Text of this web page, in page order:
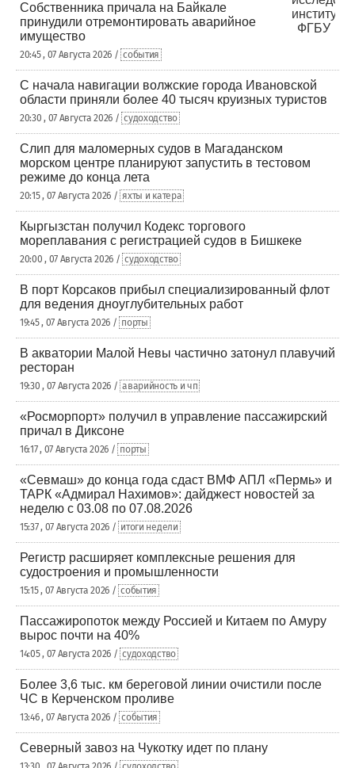
Собственника причала на Байкале
принудили отремонтировать аварийное
имущество
20:45 , 07 Августа 2026 / события
С начала навигации волжские города Ивановской
области приняли более 40 тысяч круизных туристов
20:30 , 07 Августа 2026 / судоходство
Слип для маломерных судов в Магаданском
морском центре планируют запустить в тестовом
режиме до конца лета
20:15 , 07 Августа 2026 / яхты и катера
Кыргызстан получил Кодекс торгового
мореплавания с регистрацией судов в Бишкеке
20:00 , 07 Августа 2026 / судоходство
В порт Корсаков прибыл специализированный флот
для ведения дноуглубительных работ
19:45 , 07 Августа 2026 / порты
В акватории Малой Невы частично затонул плавучий
ресторан
19:30 , 07 Августа 2026 / аварийность и чп
«Росморпорт» получил в управление пассажирский
причал в Диксоне
16:17 , 07 Августа 2026 / порты
«Севмаш» до конца года сдаст ВМФ АПЛ «Пермь» и
ТАРК «Адмирал Нахимов»: дайджест новостей за
неделю с 03.08 по 07.08.2026
15:37 , 07 Августа 2026 / итоги недели
Регистр расширяет комплексные решения для
судостроения и промышленности
15:15 , 07 Августа 2026 / события
Пассажиропоток между Россией и Китаем по Амуру
вырос почти на 40%
14:05 , 07 Августа 2026 / судоходство
Более 3,6 тыс. км береговой линии очистили после
ЧС в Керченском проливе
13:46 , 07 Августа 2026 / события
Северный завоз на Чукотку идет по плану